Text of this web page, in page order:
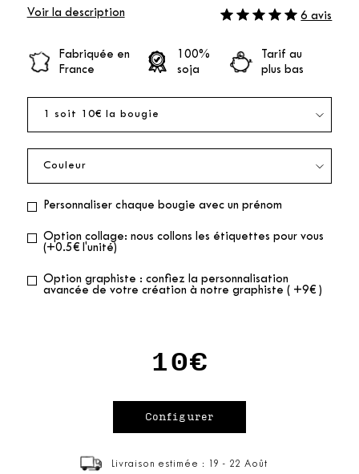
Voir la description 6 avis
Fabriquée en
France
100%
soja
Tarif au
plus bas
Personnaliser chaque bougie avec un prénom
Option collage: nous collons les étiquettes pour vous
(+0.5€ l'unité)
Option graphiste : confiez la personnalisation
avancée de votre création à notre graphiste ( +9€ )
10€
Livraison estimée : 19 - 22 Août